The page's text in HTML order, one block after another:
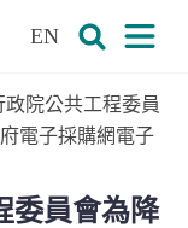
EN
政院公共工程委員
電子採購網電子
委員會為降